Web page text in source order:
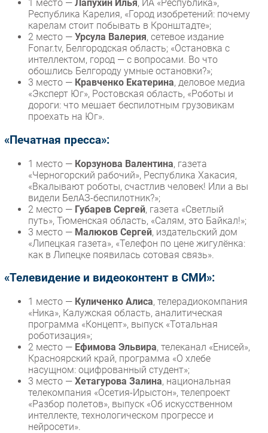
1 место — Лапухин Илья, ИА «Республика»,
Республика Карелия, «Город изобретений: почему
карелам стоит побывать в Кронштадте»;
2 место — Урсула Валерия, сетевое издание
Fonar.tv, Белгородская область; «Остановка с
интеллектом, город — с вопросами. Во что
обошлись Белгороду умные остановки?»;
3 место — Кравченко Екатерина, деловое медиа
«Эксперт Юг», Ростовская область, «Роботы и
дороги: что мешает беспилотным грузовикам
проехать на Юг».
«Печатная пресса»:
1 место — Корзунова Валентина, газета
«Черногорский рабочий», Республика Хакасия,
«Вкалывают роботы, счастлив человек! Или а вы
видели БелАЗ-беспилотник?»;
2 место — Губарев Сергей, газета «Светлый
путь», Тюменская область, «Салям, это Байкал!»;
3 место — Малюков Сергей, издательский дом
«Липецкая газета», «Телефон по цене жигулёнка:
как в Липецке появилась сотовая связь».
«Телевидение и видеоконтент в СМИ»:
1 место — Куличенко Алиса, телерадиокомпания
«Ника», Калужская область, аналитическая
программа «Концепт», выпуск «Тотальная
роботизация»;
2 место — Ефимова Эльвира, телеканал «Енисей»,
Красноярский край, программа «О хлебе
насущном: оцифрованный студент»;
3 место — Хетагурова Залина, национальная
телекомпания «Осетия-Ирыстон», телепроект
«Разбор полетов», выпуск «Об искусственном
интеллекте, технологическом прогрессе и
нейросети».